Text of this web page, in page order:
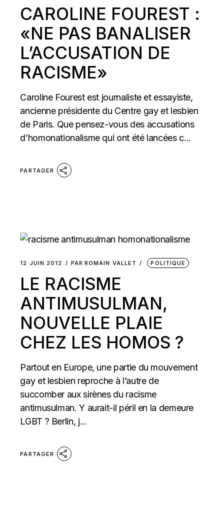
CAROLINE FOUREST :
«NE PAS BANALISER
L’ACCUSATION DE
RACISME»
Caroline Fourest est journaliste et essayiste,
ancienne présidente du Centre gay et lesbien
de Paris. Que pensez-vous des accusations
d’homonationalisme qui ont été lancées c...
PARTAGER
12 JUIN 2012 PAR ROMAIN VALLET POLITIQUE
LE RACISME
ANTIMUSULMAN,
NOUVELLE PLAIE
CHEZ LES HOMOS ?
Partout en Europe, une partie du mouvement
gay et lesbien reproche à l’autre de
succomber aux sirènes du racisme
antimusulman. Y aurait-il péril en la demeure
LGBT ? Berlin, j...
PARTAGER